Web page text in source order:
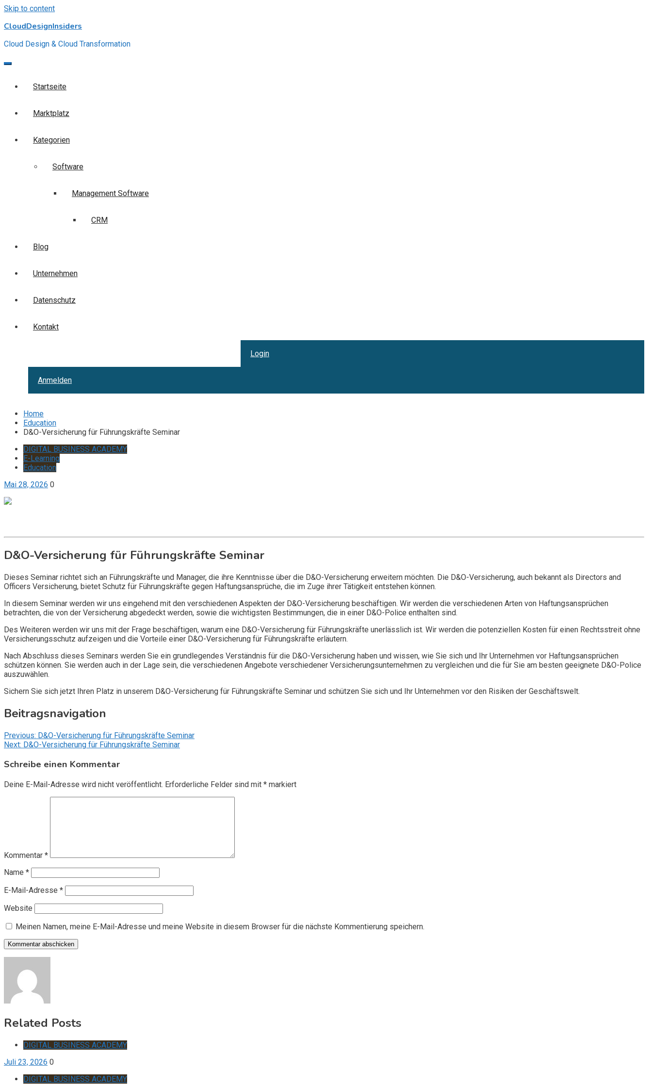
Skip to content
CloudDesignInsiders
Cloud Design & Cloud Transformation
Startseite
Marktplatz
Kategorien
Software
Management Software
CRM
Blog
Unternehmen
Datenschutz
Kontakt
Login
Anmelden
Home
Education
D&O-Versicherung für Führungskräfte Seminar
DIGITAL BUSINESS ACADEMY
E-Learning
Education
Mai 28, 2026 0
D&O-Versicherung für Führungskräfte Seminar
Dieses Seminar richtet sich an Führungskräfte und Manager, die ihre Kenntnisse über die D&O-Versicherung erweitern möchten. Die D&O-Versicherung, auch bekannt als Directors and
Officers Versicherung, bietet Schutz für Führungskräfte gegen Haftungsansprüche, die im Zuge ihrer Tätigkeit entstehen können.
In diesem Seminar werden wir uns eingehend mit den verschiedenen Aspekten der D&O-Versicherung beschäftigen. Wir werden die verschiedenen Arten von Haftungsansprüchen
betrachten, die von der Versicherung abgedeckt werden, sowie die wichtigsten Bestimmungen, die in einer D&O-Police enthalten sind.
Des Weiteren werden wir uns mit der Frage beschäftigen, warum eine D&O-Versicherung für Führungskräfte unerlässlich ist. Wir werden die potenziellen Kosten für einen Rechtsstreit ohne
Versicherungsschutz aufzeigen und die Vorteile einer D&O-Versicherung für Führungskräfte erläutern.
Nach Abschluss dieses Seminars werden Sie ein grundlegendes Verständnis für die D&O-Versicherung haben und wissen, wie Sie sich und Ihr Unternehmen vor Haftungsansprüchen
schützen können. Sie werden auch in der Lage sein, die verschiedenen Angebote verschiedener Versicherungsunternehmen zu vergleichen und die für Sie am besten geeignete D&O-Police
auszuwählen.
Sichern Sie sich jetzt Ihren Platz in unserem D&O-Versicherung für Führungskräfte Seminar und schützen Sie sich und Ihr Unternehmen vor den Risiken der Geschäftswelt.
Beitragsnavigation
Previous: D&O-Versicherung für Führungskräfte Seminar
Next: D&O-Versicherung für Führungskräfte Seminar
Schreibe einen Kommentar
Deine E-Mail-Adresse wird nicht veröffentlicht. Erforderliche Felder sind mit * markiert
Kommentar *
Name *
E-Mail-Adresse *
Website
Meinen Namen, meine E-Mail-Adresse und meine Website in diesem Browser für die nächste Kommentierung speichern.
Related Posts
DIGITAL BUSINESS ACADEMY
Juli 23, 2026 0
DIGITAL BUSINESS ACADEMY